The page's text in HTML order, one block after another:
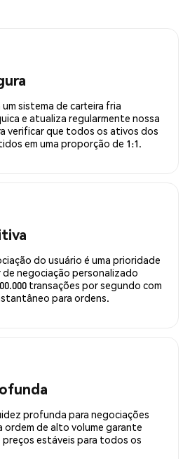
sistema de carteira fria
e atualiza regularmente nossa
verificar que todos os ativos dos
em uma proporção de 1:1.
do usuário é uma prioridade
negociação personalizado
transações por segundo com
para ordens.
profunda para negociações
de alto volume garante
estáveis para todos os